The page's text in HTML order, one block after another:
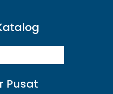
Pusat